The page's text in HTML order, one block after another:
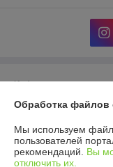
Информация для
Юридическое лицо:
Минск, ул Логойский
Регистрационный
Обработка файлов
Мы используем
пользователей
рекомендаций. Вы
отключить их.